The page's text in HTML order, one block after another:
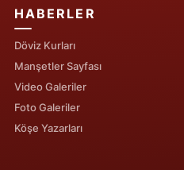
Kırıkkale
Batman
Şırnak
Bartın
Ardahan
HABERLER
Döviz Kurları
Manşetler Sayfası
Video Galeriler
Foto Galeriler
Köşe Yazarları